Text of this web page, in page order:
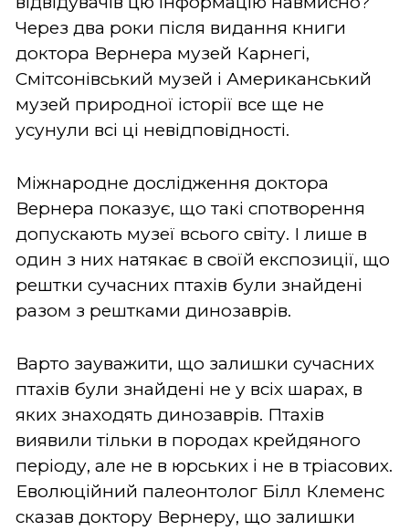
Через два роки після видання книги
доктора Вернера музей Карнегі,
Смітсонівський музей і Американський
музей природної історії все ще не
усунули всі ці невідповідності.
Міжнародне дослідження доктора
Вернера показує, що такі спотворення
допускають музеї всього світу. І лише в
один з них натякає в своїй експозиції, що
рештки сучасних птахів були знайдені
разом з рештками динозаврів.
Варто зауважити, що залишки сучасних
птахів були знайдені не у всіх шарах, в
яких знаходять динозаврів. Птахів
виявили тільки в породах крейдяного
періоду, але не в юрських і не в тріасових.
Еволюційний палеонтолог Білл Клеменс
сказав доктору Вернеру, що залишки